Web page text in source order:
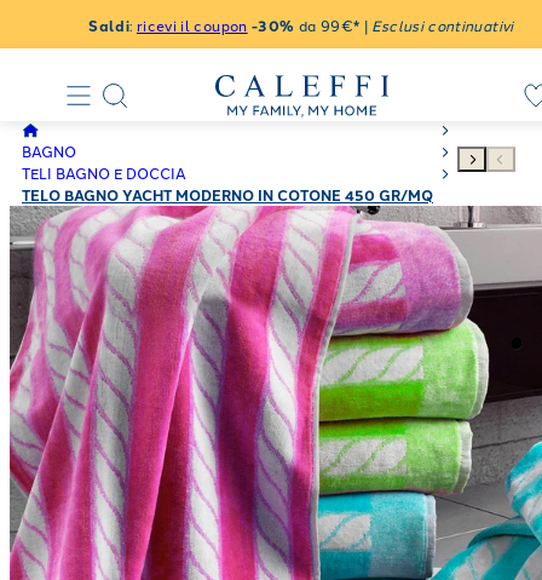
Saldi: ricevi il coupon -30% da 99€* | Esclusi continuativi
BAGNO
TELI BAGNO E DOCCIA
TELO BAGNO YACHT MODERNO IN COTONE 450 GR/MQ